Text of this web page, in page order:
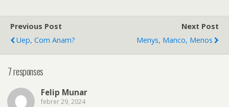
Previous Post
Uep, Com Anam?
Next Post
Menys, Manco, Menos
7 responses
Felip Munar
febrer 29, 2024